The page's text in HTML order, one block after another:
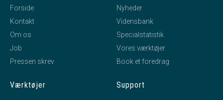
Forside
Kontakt
Om os
Job
Pressen skrev
Nyheder
Vidensbank
Specialstatistik
Vores værktøjer
Book et foredrag
Værktøjer Support